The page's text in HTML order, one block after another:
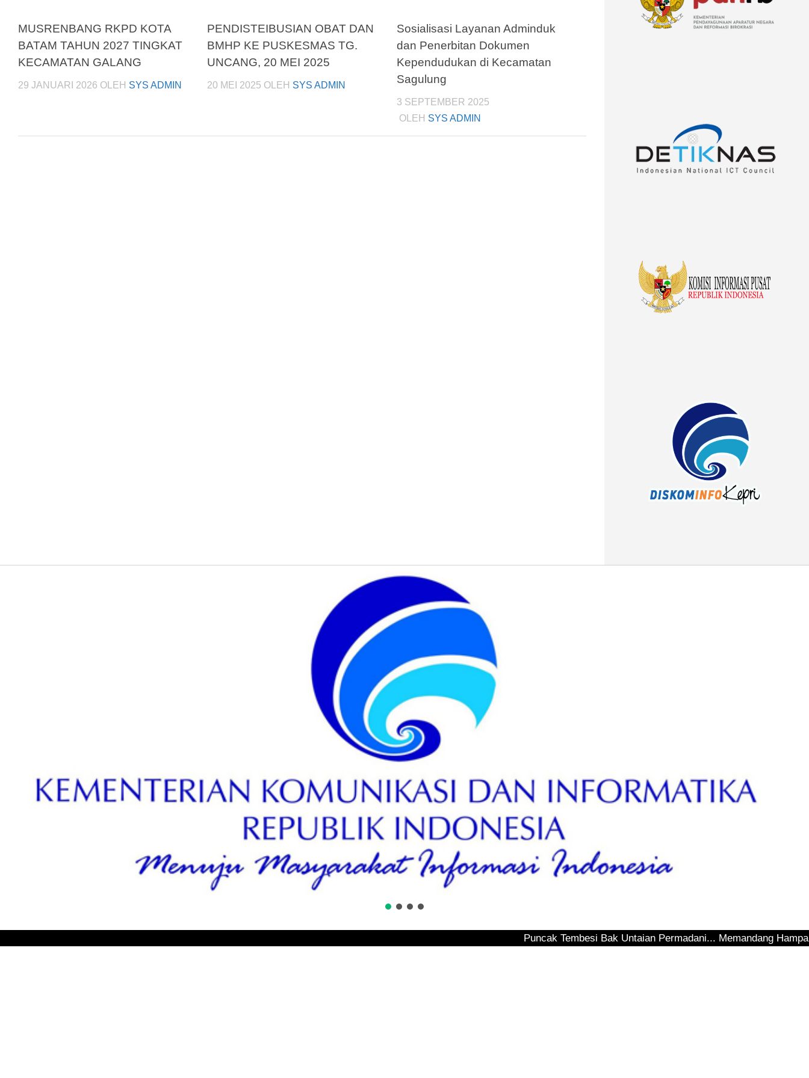
MUSRENBANG RKPD KOTA
BATAM TAHUN 2027 TINGKAT
KECAMATAN GALANG
29 JANUARI 2026 OLEH SYS ADMIN
PENDISTEIBUSIAN OBAT DAN
BMHP KE PUSKESMAS TG.
UNCANG, 20 MEI 2025
20 MEI 2025 OLEH SYS ADMIN
Sosialisasi Layanan Adminduk
dan Penerbitan Dokumen
Kependudukan di Kecamatan
Sagulung
3 SEPTEMBER 2025
OLEH SYS ADMIN
Puncak Tembesi Bak Untaian Permadani... Memandang Hamparan